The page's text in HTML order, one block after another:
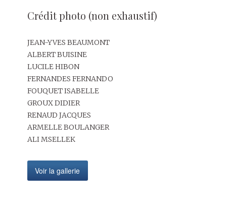
Crédit photo (non exhaustif)
JEAN-YVES BEAUMONT
ALBERT BUISINE
LUCILE HIBON
FERNANDES FERNANDO
FOUQUET ISABELLE
GROUX DIDIER
RENAUD JACQUES
ARMELLE BOULANGER
ALI MSELLEK